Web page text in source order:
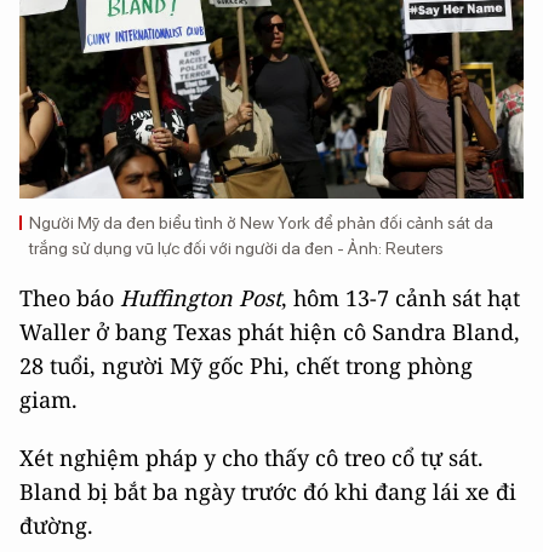
Người Mỹ da đen biểu tình ở New York để phản đối cảnh sát da
trắng sử dụng vũ lực đối với người da đen - Ảnh: Reuters
Theo báo Huffington Post, hôm 13-7 cảnh sát hạt
Waller ở bang Texas phát hiện cô Sandra Bland,
28 tuổi, người Mỹ gốc Phi, chết trong phòng
giam.
Xét nghiệm pháp y cho thấy cô treo cổ tự sát.
Bland bị bắt ba ngày trước đó khi đang lái xe đi
đường.